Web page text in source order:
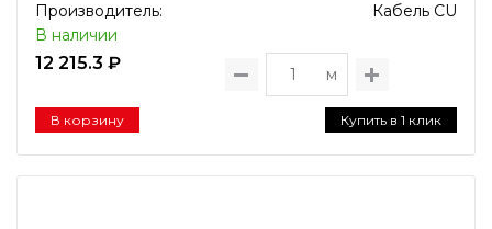
Производитель:
Кабель CU
В наличии
12 215.3 ₽
м
В корзину Купить в 1 клик